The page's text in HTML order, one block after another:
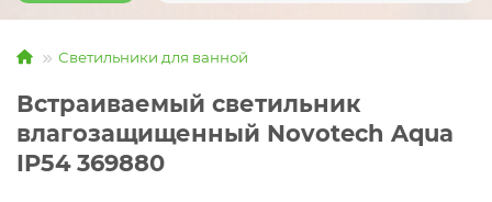
Светильники для ванной
Встраиваемый светильник
влагозащищенный Novotech Aqua
IP54 369880